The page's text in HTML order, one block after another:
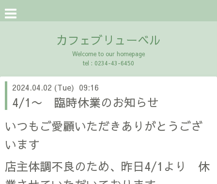
カフェブリューベル
Welcome to our homepage
tel : 0234-43-6450
2024.04.02 (Tue) 09:16
4/1〜 臨時休業のお知らせ
いつもご愛顧いただきありがとうござ
います
店主体調不良のため、昨日4/1より 休